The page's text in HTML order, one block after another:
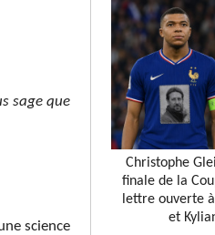
sage que
science
Christophe
finale de la
lettre ouverte
et